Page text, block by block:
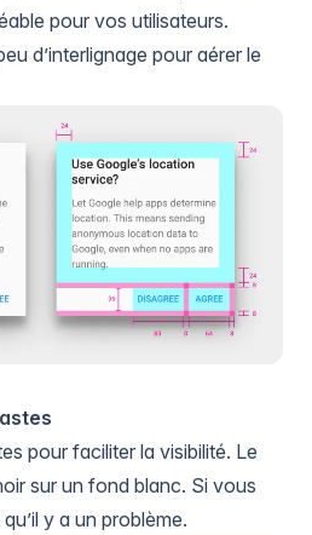
pour vos utilisateurs.
d’interlignage pour aérer le
pour faciliter la visibilité. Le
sur un fond blanc. Si vous
y a un problème.